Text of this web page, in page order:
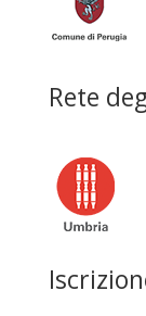
Rete